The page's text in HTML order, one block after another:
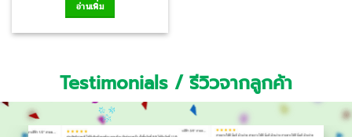
อ่านเพิ่ม
Testimonials / รีวิวจากลูกค้า